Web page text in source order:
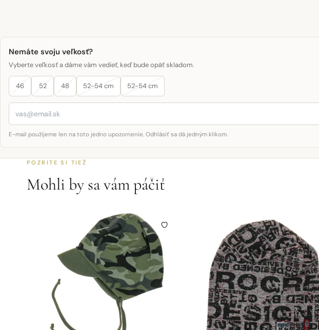
Nemáte svoju veľkosť?
Vyberte veľkosť a dáme vám vedieť, keď bude opäť skladom.
46 52 48 52-54 cm 52-54 cm
E-mail použijeme len na toto jedno upozornenie. Odhlásiť sa dá jedným klikom.
POZRITE SI TIEŽ
Mohli by sa vám páčiť